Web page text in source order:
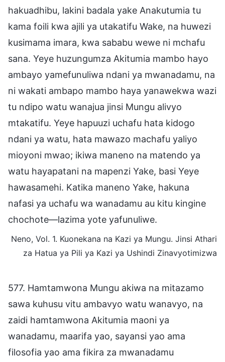
hakuadhibu, lakini badala yake Anakutumia tu
kama foili kwa ajili ya utakatifu Wake, na huwezi
kusimama imara, kwa sababu wewe ni mchafu
sana. Yeye huzungumza Akitumia mambo hayo
ambayo yamefunuliwa ndani ya mwanadamu, na
ni wakati ambapo mambo haya yanawekwa wazi
tu ndipo watu wanajua jinsi Mungu alivyo
mtakatifu. Yeye hapuuzi uchafu hata kidogo
ndani ya watu, hata mawazo machafu yaliyo
mioyoni mwao; ikiwa maneno na matendo ya
watu hayapatani na mapenzi Yake, basi Yeye
hawasamehi. Katika maneno Yake, hakuna
nafasi ya uchafu wa wanadamu au kitu kingine
chochote—lazima yote yafunuliwe.
Neno, Vol. 1. Kuonekana na Kazi ya Mungu. Jinsi Athari
za Hatua ya Pili ya Kazi ya Ushindi Zinavyotimizwa
577. Hamtamwona Mungu akiwa na mitazamo
sawa kuhusu vitu ambavyo watu wanavyo, na
zaidi hamtamwona Akitumia maoni ya
wanadamu, maarifa yao, sayansi yao ama
filosofia yao ama fikira za mwanadamu